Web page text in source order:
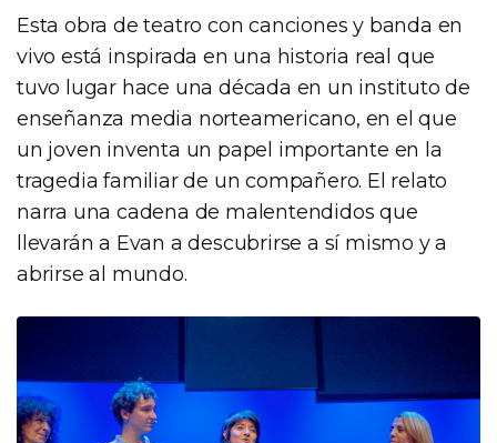
Esta obra de teatro con canciones y banda en
vivo está inspirada en una historia real que
tuvo lugar hace una década en un instituto de
enseñanza media norteamericano, en el que
un joven inventa un papel importante en la
tragedia familiar de un compañero. El relato
narra una cadena de malentendidos que
llevarán a Evan a descubrirse a sí mismo y a
abrirse al mundo.